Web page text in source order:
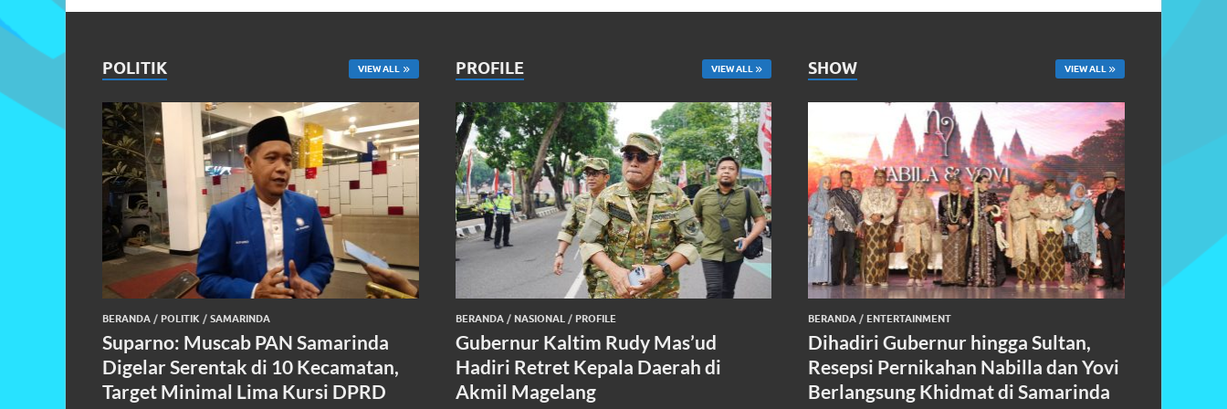
POLITIK VIEW ALL
BERANDA / POLITIK / SAMARINDA
Suparno: Muscab PAN Samarinda
Digelar Serentak di 10 Kecamatan,
Target Minimal Lima Kursi DPRD
PROFILE VIEW ALL
BERANDA/ NASIONAL / PROFILE
Gubernur Kaltim Rudy Mas’ud
Hadiri Retret Kepala Daerah di
Akmil Magelang
SHOW VIEW ALL
BERANDA / ENTERTAINMENT
Dihadiri Gubernur hingga Sultan,
Resepsi Pernikahan Nabilla dan Yovi
Berlangsung Khidmat di Samarinda